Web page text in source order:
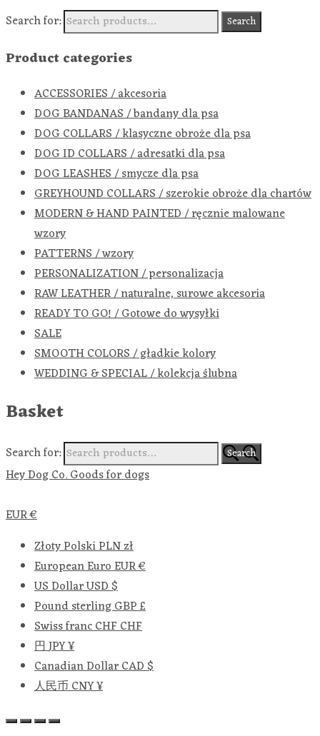
Search for:
Search
Product categories
ACCESSORIES / akcesoria
DOG BANDANAS / bandany dla psa
DOG COLLARS / klasyczne obroże dla psa
DOG ID COLLARS / adresatki dla psa
DOG LEASHES / smycze dla psa
GREYHOUND COLLARS / szerokie obroże dla chartów
MODERN & HAND PAINTED / ręcznie malowane
wzory
PATTERNS / wzory
PERSONALIZATION / personalizacja
RAW LEATHER / naturalne, surowe akcesoria
READY TO GO! / Gotowe do wysyłki
SALE
SMOOTH COLORS / gładkie kolory
WEDDING & SPECIAL / kolekcja ślubna
Basket
Search for: Search
Hey Dog Co. Goods for dogs
EUR €
Złoty PolskiPLN zł
European EuroEUR €
US DollarUSD $
Pound sterlingGBP £
Swiss francCHF CHF
円JPY ¥
Canadian DollarCAD $
人民币CNY ¥